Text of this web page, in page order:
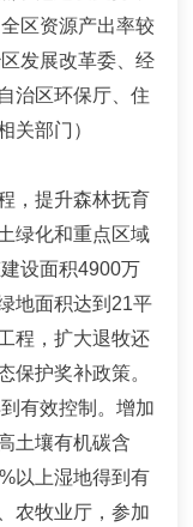
区资源产出率较
发展改革委、经
治区环保厅、住
关部门）
，提升森林抚育
绿化和重点区域
设面积4900万
地面积达到 21平
程，扩大退牧还
保护奖补政策。
有效控制。增加
土壤有机碳含
以上湿地得到有
农牧业厅，参加